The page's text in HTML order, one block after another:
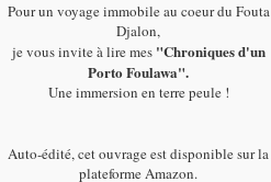
Pour un voyage immobile au coeur du Fouta
Djalon,
je vous invite à lire mes "Chroniques d'un
Porto Foulawa".
Une immersion en terre peule !
Auto-édité, cet ouvrage est disponible sur la
plateforme Amazon.